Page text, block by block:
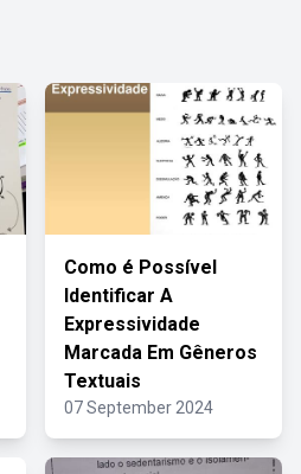
Como é Possível
Identificar A
Expressividade
Marcada Em Gêneros
Textuais
07 September 2024